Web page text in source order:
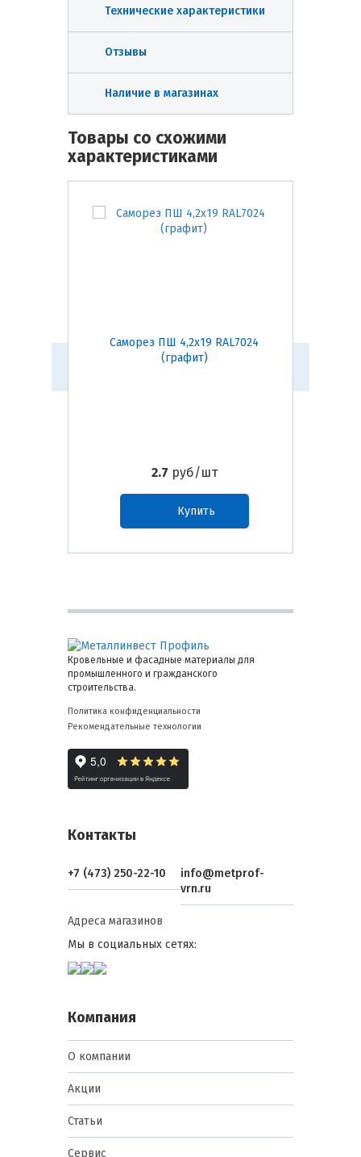
Технические характеристики
Отзывы
Наличие в магазинах
Товары со схожими
характеристиками
Саморез ПШ 4,2х19 RAL7024
(графит)
2.7 руб/шт
Купить
Кровельные и фасадные материалы для
промышленного и гражданского
строительства.
Политика конфиденциальности
Рекомендательные технологии
Контакты
+7 (473) 250-22-10
info@metprof-
vrn.ru
Адреса магазинов
Мы в социальных сетях:
Компания
О компании
Акции
Статьи
Сервис